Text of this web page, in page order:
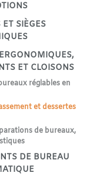
SIÈGES
ET CLOISONS
réglables en
et dessertes
de bureaux,
DE BUREAU